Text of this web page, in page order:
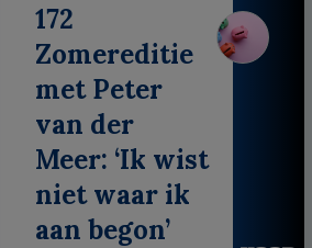
172
Zomereditie
met Peter
van der
Meer: ‘Ik wist
niet waar ik
aan begon’